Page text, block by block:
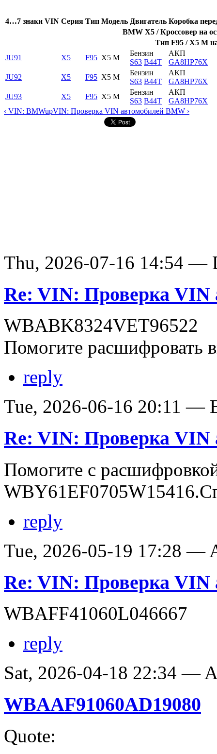
4…7 знаки VIN Серия Тип Модель Двигатель Коробка
BMW X5 / Кроссовер на
Тип F95 / X5 M
JU91
X5 F95 X5 M
Бензин
S63 B44T
АКП
GA8HP76X
JU92
X5 F95 X5 M
Бензин
S63 B44T
АКП
GA8HP76X
JU93
X5 F95 X5 M
Бензин
S63 B44T
АКП
GA8HP76X
‹ VIN: BMWupVIN: Проверка VIN автомобилей BMW ›
Thu, 2026-07-16 14:54 —
Re: VIN: Проверка VIN
WBABK8324VET96522
Помогите расшифровать
reply
Tue, 2026-06-16 20:11 —
Re: VIN: Проверка VIN
Помогите с
reply
Tue, 2026-05-19 17:28 —
Re: VIN: Проверка VIN
WBAFF41060L046667
reply
Sat, 2026-04-18 22:34 —
WBAAF91060AD19080
Quote: